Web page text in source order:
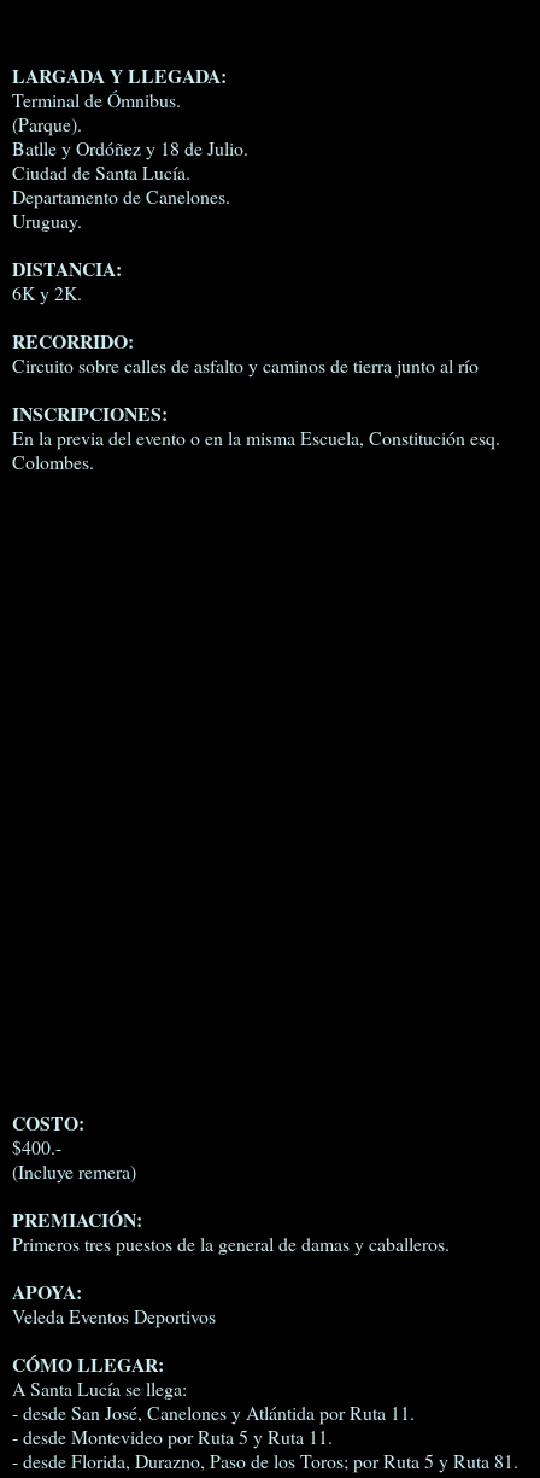
LARGADA Y LLEGADA:
Terminal de Ómnibus.
(Parque).
Batlle y Ordóñez y 18 de Julio.
Ciudad de Santa Lucía.
Departamento de Canelones.
Uruguay.
DISTANCIA:
6K y 2K.
RECORRIDO:
Circuito sobre calles de asfalto y caminos de tierra junto al río
INSCRIPCIONES:
En la previa del evento o en la misma Escuela, Constitución esq.
Colombes.
COSTO:
$400.-
(Incluye remera)
PREMIACIÓN:
Primeros tres puestos de la general de damas y caballeros.
APOYA:
Veleda Eventos Deportivos
CÓMO LLEGAR:
A Santa Lucía se llega:
- desde San José, Canelones y Atlántida por Ruta 11.
- desde Montevideo por Ruta 5 y Ruta 11.
- desde Florida, Durazno, Paso de los Toros; por Ruta 5 y Ruta 81.